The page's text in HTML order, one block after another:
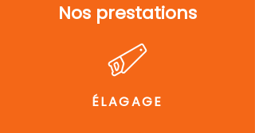
Nos prestations
ÉLAGAGE